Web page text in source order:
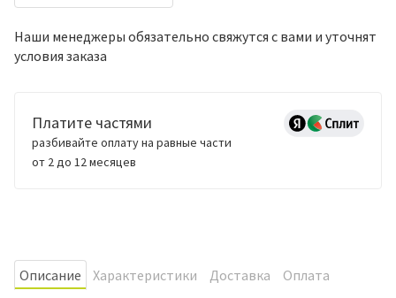
Наши менеджеры обязательно свяжутся с вами и уточнят
условия заказа
Платите частями
разбивайте оплату на равные части
от 2 до 12 месяцев
Oписание Характеристики Доставка Оплата